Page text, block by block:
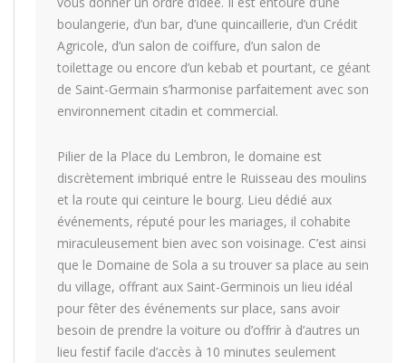
boulangerie, d’un bar, d’une quincaillerie, d’un Crédit
Agricole, d’un salon de coiffure, d’un salon de
toilettage ou encore d’un kebab et pourtant, ce géant
de Saint-Germain s’harmonise parfaitement avec son
environnement citadin et commercial.
Pilier de la Place du Lembron, le domaine est
discrètement imbriqué entre le Ruisseau des moulins
et la route qui ceinture le bourg. Lieu dédié aux
événements, réputé pour les mariages, il cohabite
miraculeusement bien avec son voisinage. C’est ainsi
que le Domaine de Sola a su trouver sa place au sein
du village, offrant aux Saint-Germinois un lieu idéal
pour fêter des événements sur place, sans avoir
besoin de prendre la voiture ou d’offrir à d’autres un
lieu festif facile d’accès à 10 minutes seulement